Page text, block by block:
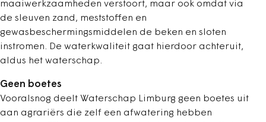
maaiwerkzaamheden verstoort, maar ook omdat via
de sleuven zand, meststoffen en
gewasbeschermingsmiddelen de beken en sloten
instromen. De waterkwaliteit gaat hierdoor achteruit,
aldus het waterschap.
Geen boetes
Vooralsnog deelt Waterschap Limburg geen boetes uit
aan agrariërs die zelf een afwatering hebben